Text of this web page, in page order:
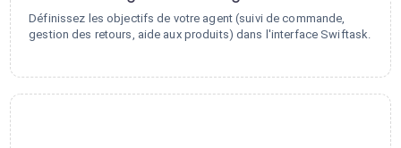
Définissez les objectifs de votre agent (suivi de commande,
gestion des retours, aide aux produits) dans l'interface Swiftask.